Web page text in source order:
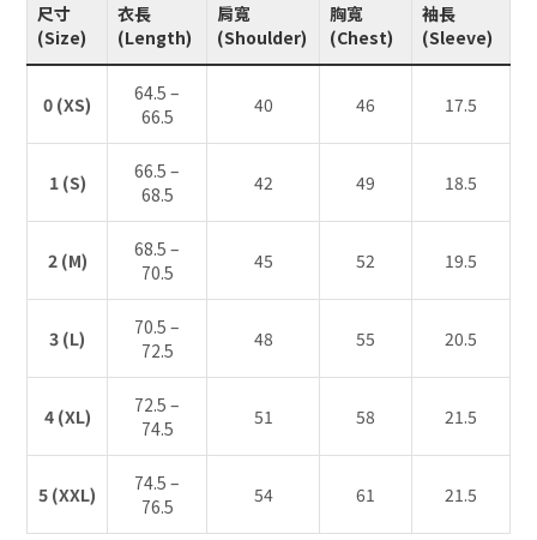
尺寸
(Size)
衣長
(Length)
肩寬
(Shoulder)
胸寬
(Chest)
袖長
(Sleeve)
0 (XS)
64.5 –
66.5
40 46 17.5
1 (S)
66.5 –
68.5
42 49 18.5
2 (M)
68.5 –
70.5
45 52 19.5
3 (L)
70.5 –
72.5
48 55 20.5
4 (XL)
72.5 –
74.5
51 58 21.5
5 (XXL)
74.5 –
76.5
54 61 21.5